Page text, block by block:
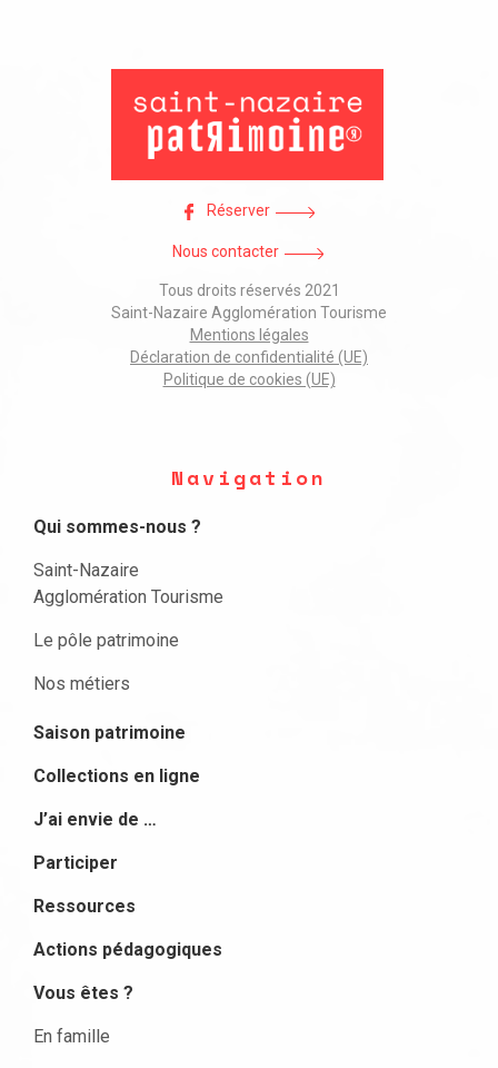
Réserver
Nous contacter
Tous droits réservés 2021
Saint-Nazaire Agglomération Tourisme
Mentions légales
Déclaration de confidentialité (UE)
Politique de cookies (UE)
Navigation
Qui sommes-nous ?
Saint-Nazaire
Agglomération Tourisme
Le pôle patrimoine
Nos métiers
Saison patrimoine
Collections en ligne
J’ai envie de …
Participer
Ressources
Actions pédagogiques
Vous êtes ?
En famille